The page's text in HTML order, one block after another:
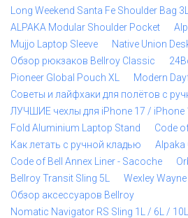
Long Weekend Santa Fe Shoulder Bag 3L
ALPAKA Modular Shoulder Pocket
Mujjo Laptop Sleeve
Native Union
Обзор рюкзаков Bellroy Classic
Pioneer Global Pouch XL
Modern
Советы и лайфхаки для полётов с
ЛУЧШИЕ чехлы для iPhone 17 / iPhone
Fold Aluminium Laptop Stand
Code
Как летать с ручной кладью
Alpaka
Code of Bell Annex Liner - Sacoche
Bellroy Transit Sling 5L
Wexley
Обзор аксессуаров Bellroy
Nomatic Navigator RS Sling 1L / 6L / 10L